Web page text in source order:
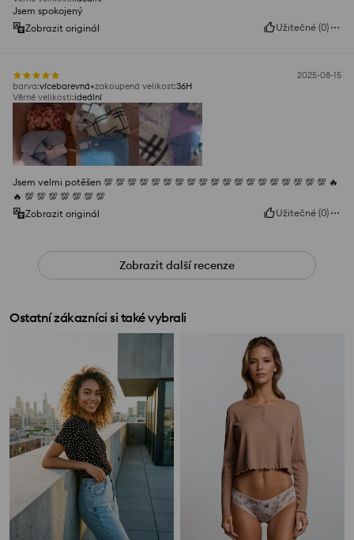
Jsem spokojený
Zobrazit originál
Užitečné (0)
2025-08-15
barva:vícebarevná zakoupená velikost:36H
Věrné velikosti:ideální
Jsem velmi potěšen 💯 💯 💯 💯 💯 💯 💯 💯 💯 💯 💯 💯 💯 💯 💯 💯 💯 💯 💯 🔥
🔥 💯 💯 💯 💯 💯 💯 💯
Zobrazit originál
Užitečné (0)
Zobrazit další recenze
Ostatní zákazníci si také vybrali